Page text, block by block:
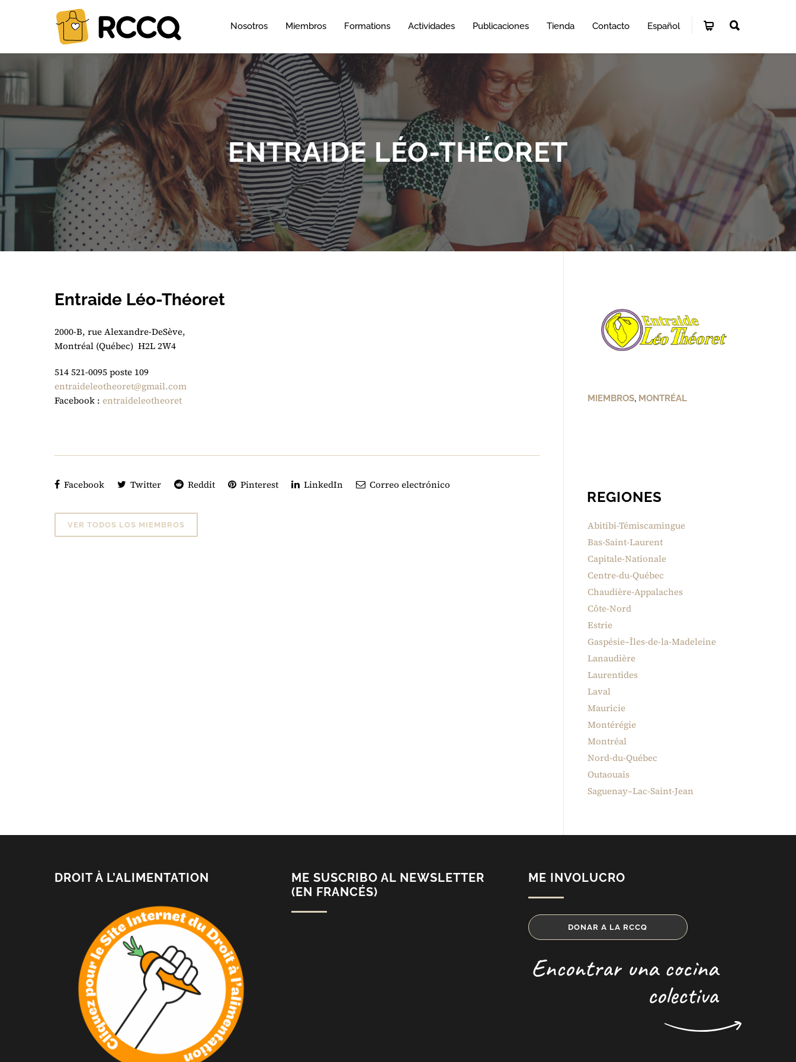
Nosotros Miembros Formations Actividades Publicaciones Tienda Contacto Español
ENTRAIDE LÉO-THÉORET
Entraide Léo-Théoret
2000-B, rue Alexandre-DeSève,
Montréal (Québec) H2L 2W4
514 521-0095 poste 109
entraideleotheoret@gmail.com
Facebook : entraideleotheoret
Facebook Twitter Reddit Pinterest LinkedIn Correo electrónico
VER TODOS LOS MIEMBROS
MIEMBROS, MONTRÉAL
REGIONES
Abitibi-Témiscamingue
Bas-Saint-Laurent
Capitale-Nationale
Centre-du-Québec
Chaudière-Appalaches
Côte-Nord
Estrie
Gaspésie–Îles-de-la-Madeleine
Lanaudière
Laurentides
Laval
Mauricie
Montérégie
Montréal
Nord-du-Québec
Outaouais
Saguenay–Lac-Saint-Jean
DROIT À L’ALIMENTATION
ME SUSCRIBO AL NEWSLETTER
(EN FRANCÉS)
ME INVOLUCRO
DONAR A LA RCCQ
Encontrar una cocina
colectiva